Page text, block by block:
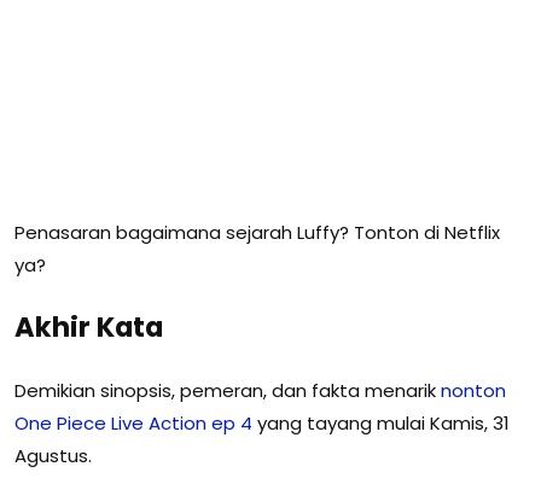
Penasaran bagaimana sejarah Luffy? Tonton di Netflix
ya?
Akhir Kata
Demikian sinopsis, pemeran, dan fakta menariknonton
One Piece Live Action ep 4 yang tayang mulai Kamis, 31
Agustus.